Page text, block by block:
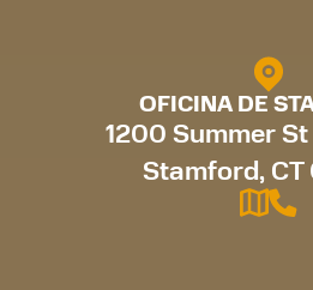
OFICINA DE
1200 Summer
Stamford,